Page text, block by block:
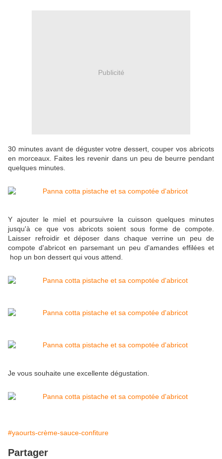
Publicité
30 minutes avant de déguster votre dessert, couper vos abricots
en morceaux. Faites les revenir dans un peu de beurre pendant
quelques minutes.
Y ajouter le miel et poursuivre la cuisson quelques minutes
jusqu'à ce que vos abricots soient sous forme de compote.
Laisser refroidir et déposer dans chaque verrine un peu de
compote d'abricot en parsemant un peu d'amandes effilées et
hop un bon dessert qui vous attend.
Je vous souhaite une excellente dégustation.
#yaourts-crème-sauce-confiture
Partager